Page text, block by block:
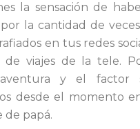
la sensación de
la cantidad de
en tus redes
de viajes de la tele.
y el factor
desde el momento
de papá.